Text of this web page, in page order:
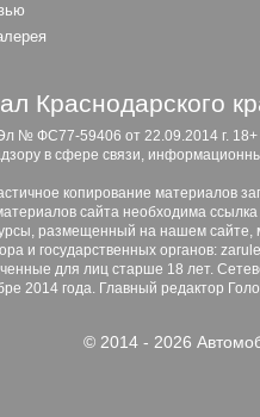
Краснодарского
№ ФС77-59406 от 22.09.2014 г. 18+
в сфере связи,
копирование материалов
сайта необходима ссылка
размещенный на нашем сайте,
и государственных органов:
для лиц старше 18 лет.
2014 года. Главный редактор
© 2014 - 2026